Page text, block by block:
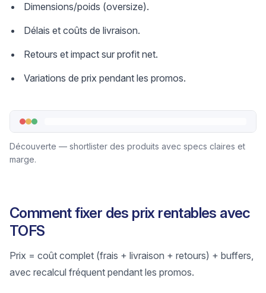
Dimensions/poids (oversize).
Délais et coûts de livraison.
Retours et impact sur profit net.
Variations de prix pendant les promos.
Découverte — shortlister des produits avec specs claires et
marge.
Comment fixer des prix rentables avec
TOFS
Prix = coût complet (frais + livraison + retours) + buffers,
avec recalcul fréquent pendant les promos.